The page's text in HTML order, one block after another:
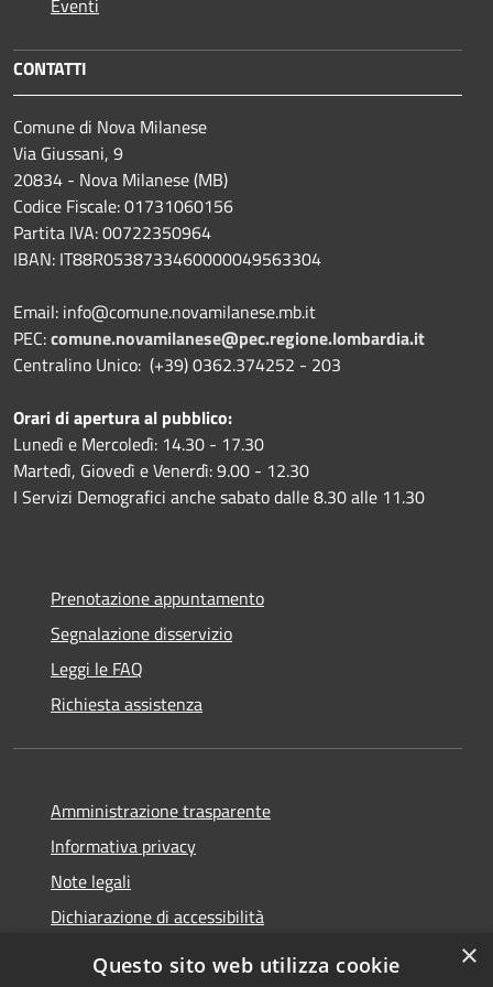
Eventi
CONTATTI
Comune di Nova Milanese
Via Giussani, 9
20834 - Nova Milanese (MB)
Codice Fiscale: 01731060156
Partita IVA: 00722350964
IBAN: IT88R0538733460000049563304
Email: info@comune.novamilanese.mb.it
PEC:comune.novamilanese@pec.regione.lombardia.it
Centralino Unico: (+39) 0362.374252 - 203
Orari di apertura al pubblico:
Lunedì e Mercoledì: 14.30 - 17.30
Martedì, Giovedì e Venerdì: 9.00 - 12.30
I Servizi Demografici anche sabato dalle 8.30 alle 11.30
Prenotazione appuntamento
Segnalazione disservizio
Leggi le FAQ
Richiesta assistenza
Amministrazione trasparente
Informativa privacy
Note legali
Dichiarazione di accessibilità
×
Questo sito web utilizza cookie